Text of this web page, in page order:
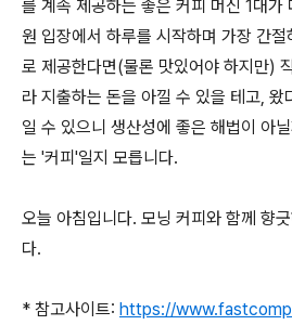
를 계속 제공하는 좋은 커피 머신 1대가
원 입장에서 하루를 시작하며 가장 간
로 제공한다면(물론 맛있어야 하지만)
라 지출하는 돈을 아낄 수 있을 테고, 왔
일 수 있으니 생산성에 좋은 해법이 아
는 '커피'일지 모릅니다.
오늘 아침입니다. 모닝 커피와 함께 향
다.
* 참고사이트: https://